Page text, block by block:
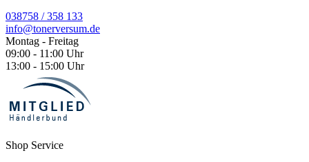
038758 / 358 133
info@tonerversum.de
Montag - Freitag
09:00 - 11:00 Uhr
13:00 - 15:00 Uhr
Shop Service